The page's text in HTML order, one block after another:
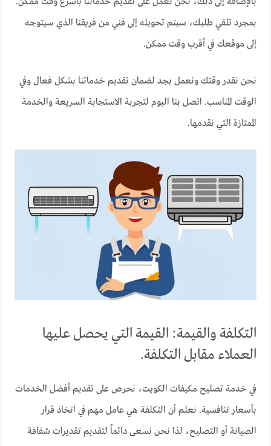
بمجرد تلقي طلبك، سيتم تحويله إلى فني من فريقنا الذي سيتوجه
إلى موقعك في أقرب وقت ممكن.
نحن نقدر وقتك ونعمل بجد لضمان تقديم خدماتنا بشكل فعال وفي
الوقت المناسب. اتصل بنا اليوم لتجربة الاستجابة السريعة والخدمة
الممتازة التي نقدمها.
التكلفة والقيمة: القيمة التي يحصل عليها
العملاء مقابل التكلفة.
في خدمة تصليح مكيفات الكويت، نحرص على تقديم أفضل الخدمات
بأسعار تنافسية. نعلم أن التكلفة هي عامل مهم في اتخاذ قرار
الصيانة أو التصليح، لذا نحن نسعى دائماً لتقديم تقديرات شفافة